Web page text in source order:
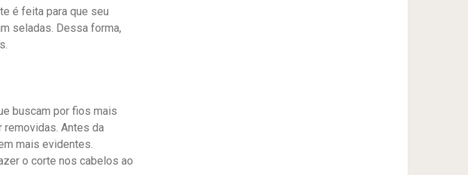
é feita para que seu
seladas. Dessa forma,
buscam por fios mais
Antes da
mais evidentes.
o corte nos cabelos ao